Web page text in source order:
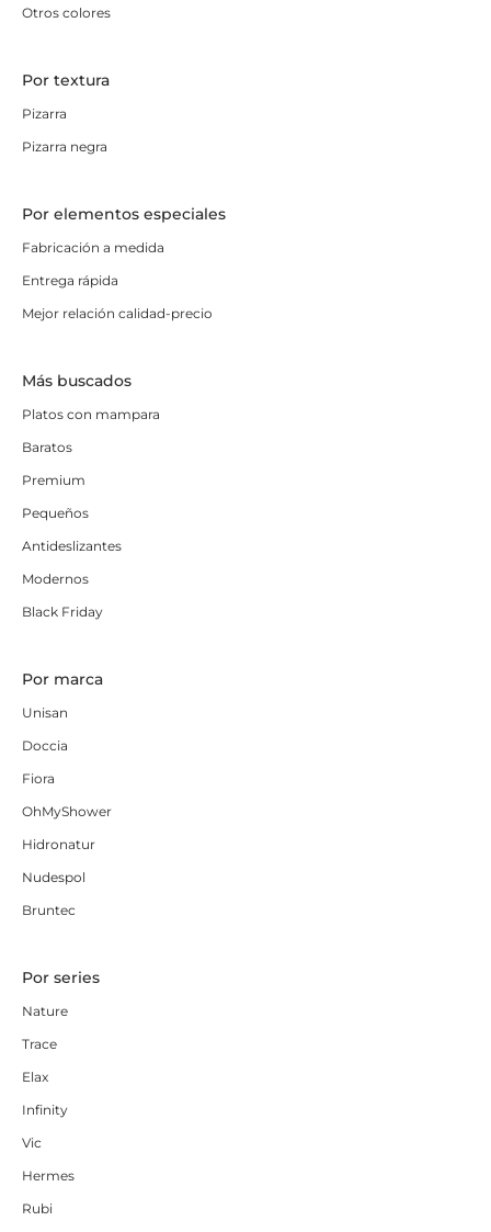
Otros colores
Por textura
Pizarra
Pizarra negra
Por elementos especiales
Fabricación a medida
Entrega rápida
Mejor relación calidad-precio
Más buscados
Platos con mampara
Baratos
Premium
Pequeños
Antideslizantes
Modernos
Black Friday
Por marca
Unisan
Doccia
Fiora
OhMyShower
Hidronatur
Nudespol
Bruntec
Por series
Nature
Trace
Elax
Infinity
Vic
Hermes
Rubi